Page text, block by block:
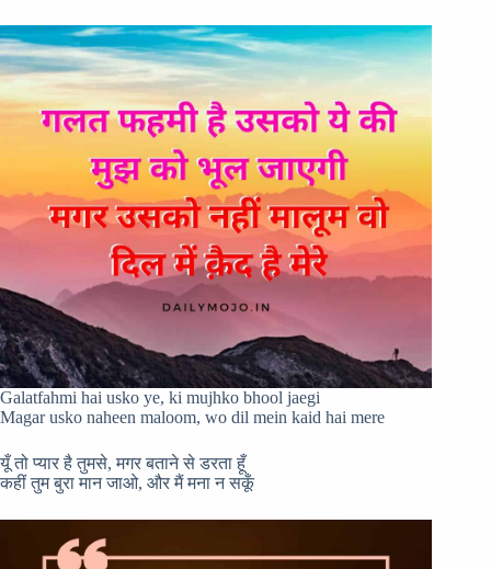
Galatfahmi hai usko ye, ki mujhko bhool jaegi
Magar usko naheen maloom, wo dil mein kaid hai mere
यूँ तो प्यार है तुमसे, मगर बताने से डरता हूँ
कहीं तुम बुरा मान जाओ, और मैं मना न सकूँ